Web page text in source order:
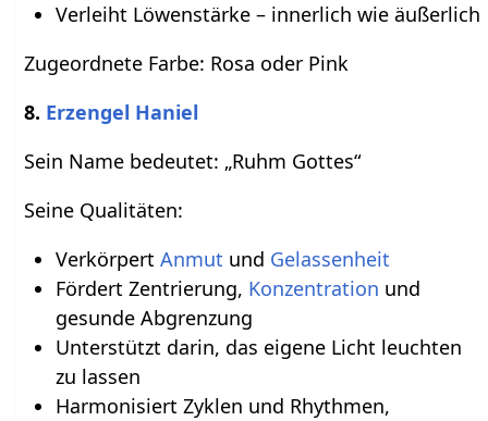
Verleiht Löwenstärke – innerlich wie äußerlich
Zugeordnete Farbe: Rosa oder Pink
8. Erzengel Haniel
Sein Name bedeutet: „Ruhm Gottes“
Seine Qualitäten:
Verkörpert Anmut und Gelassenheit
Fördert Zentrierung, Konzentration und
gesunde Abgrenzung
Unterstützt darin, das eigene Licht leuchten
zu lassen
Harmonisiert Zyklen und Rhythmen,